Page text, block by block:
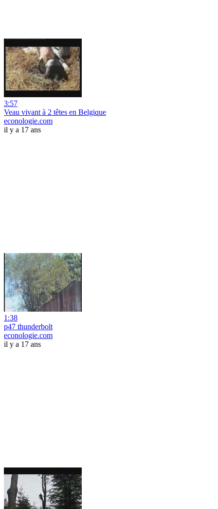
3:57
Veau vivant à 2 têtes en Belgique
econologie.com
il y a 17 ans
1:38
p47 thunderbolt
econologie.com
il y a 17 ans